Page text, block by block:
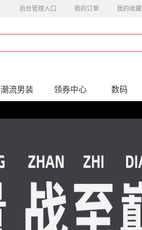
后台管理入口 我的订单 我的收藏
潮流男装 领券中心 数码